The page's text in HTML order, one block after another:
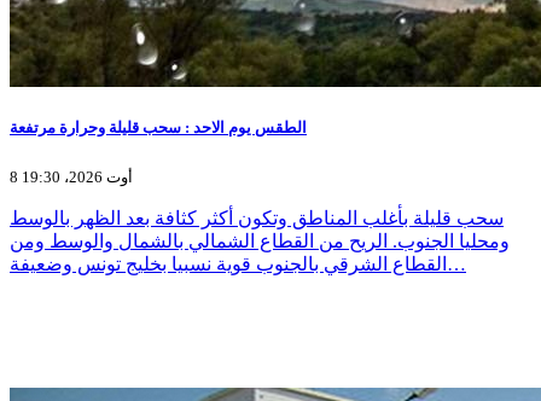
الطقس يوم الاحد : سحب قليلة وحرارة مرتفعة
8 أوت 2026، 19:30
سحب قليلة بأغلب المناطق وتكون أكثر كثافة بعد الظهر بالوسط
ومحليا الجنوب. الريح من القطاع الشمالي بالشمال والوسط ومن
القطاع الشرقي بالجنوب قوية نسبيا بخليج تونس وضعيفة…